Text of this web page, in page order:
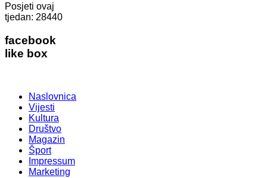
Posjeti ovaj
tjedan: 28440
facebook
like box
Naslovnica
Vijesti
Kultura
Društvo
Magazin
Šport
Impressum
Marketing